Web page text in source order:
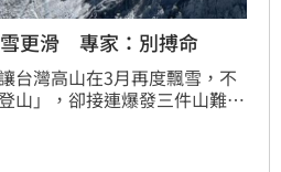
更滑 專家：別搏命
台灣高山在3月再度飄雪，不
山」，卻接連爆發三件山難釀
在45度到60度，相當陡峭，